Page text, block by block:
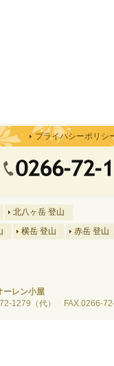
プライバシーポリシ
北八ヶ岳 登山
横岳 登山 赤岳 登山
ーレン小屋
1279（代） FAX.0266-